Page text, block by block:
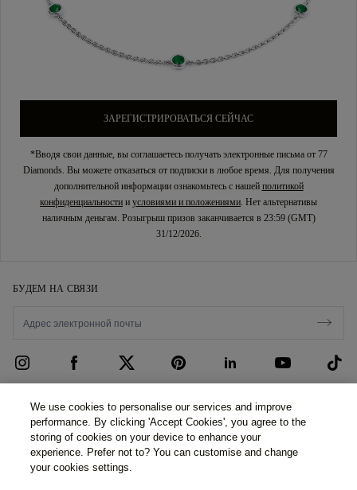
ЗАРЕГИСТРИРОВАТЬСЯ СЕЙЧАС
*Вводя свои данные, вы соглашаетесь получать электронные письма от 77
Diamonds. Вы можете отказаться от подписки в любое время. Для получения
дополнительной информации ознакомьтесь с нашей политикой
конфиденциальности и условиями и положениями. Нет альтернативы
наличным деньгам. Розыгрыш призов заканчивается в 23:59 (GMT)
31/12/2026.
БУДЕМ НА СВЯЗИ
ОБСЛУЖИВАНИЕ КЛИЕНТОВ
Свяжитесь с нами
Запишитесь на прием
О НАС
Наша История
ЗАКОННОСТЬ И КОНФИДЕНЦИАЛЬНОСТЬ
We use cookies to personalise our services and improve
performance. By clicking 'Accept Cookies', you agree to the
storing of cookies on your device to enhance your
experience. Prefer not to? You can customise and change
your cookies settings.